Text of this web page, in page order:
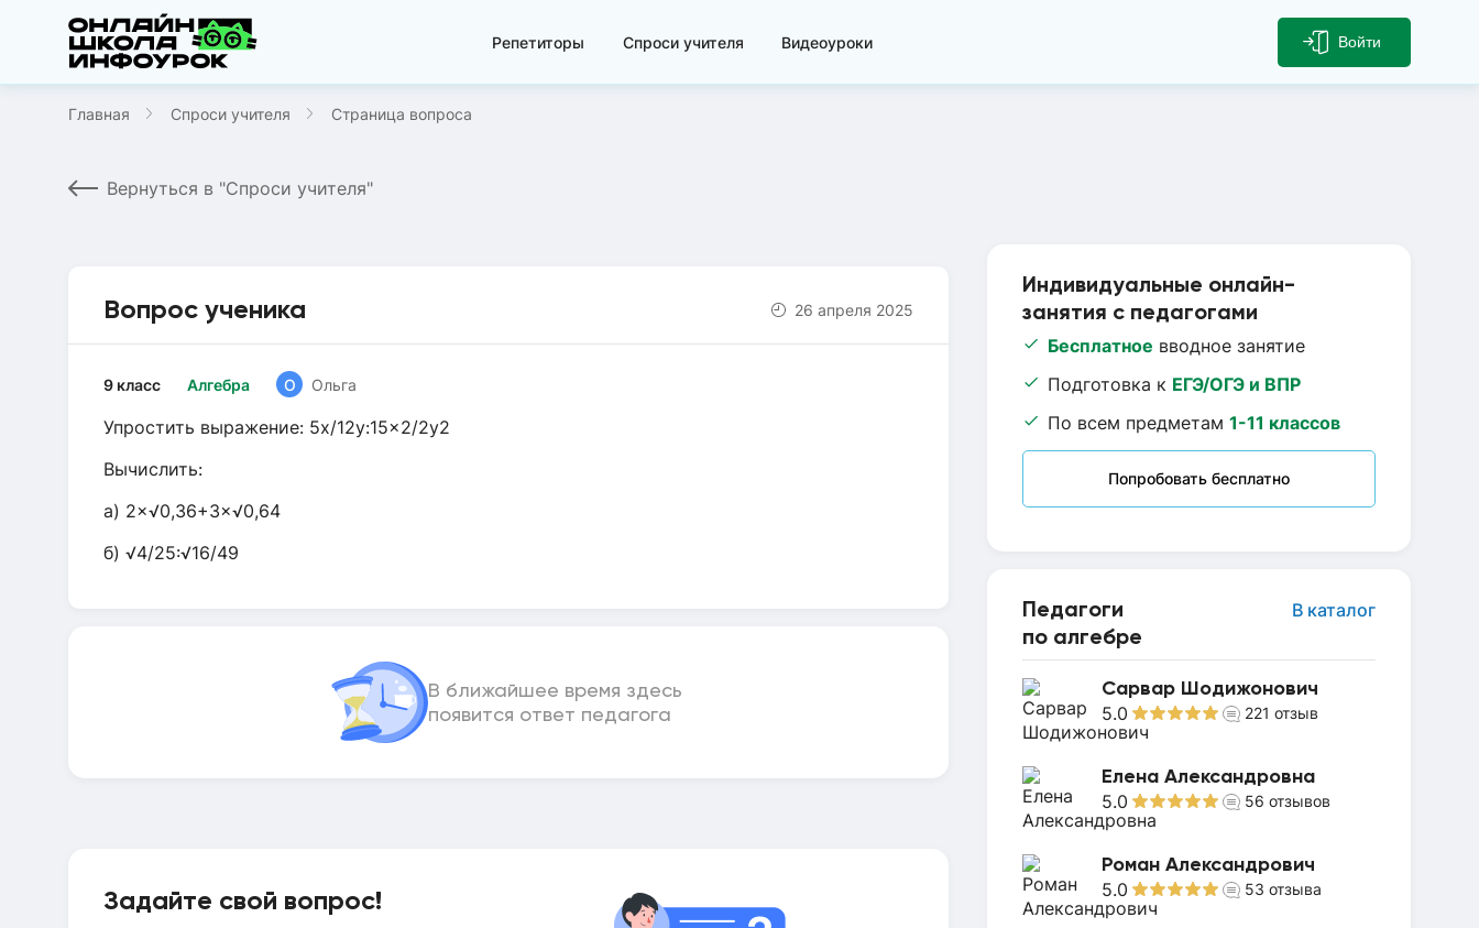
Репетиторы Спроси учителя Видеоуроки Войти
Главная Спроси учителя Страница вопроса
Вернуться в "Спроси учителя"
Индивидуальные онлайн-
занятия с педагогами
Бесплатное вводное занятие
Подготовка к ЕГЭ/ОГЭ и ВПР
По всем предметам 1-11 классов
Попробовать бесплатно
Педагоги
по алгебре
В каталог
Сарвар Шодижонович
5.0 221 отзыв
Елена Александровна
5.0 56 отзывов
Роман Александрович
5.0 53 отзыва
Вопрос ученика 26 апреля 2025
Алгебра
9 класс О Ольга
Упростить выражение: 5x/12y:15x2/2y2
Вычислить:
а) 2×√0,36+3×√0,64
б) √4/25:√16/49
В ближайшее время здесь
появится ответ педагога
Задайте свой вопрос!